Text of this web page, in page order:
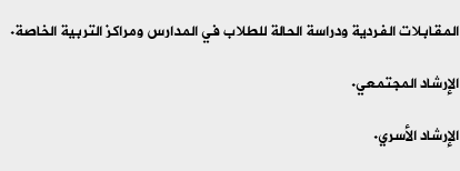
المقابلات الفردية ودراسة الحالة للطلاب في المدارس ومراكز التربية الخاصة.
الإرشاد المجتمعي.
الإرشاد الأسري.